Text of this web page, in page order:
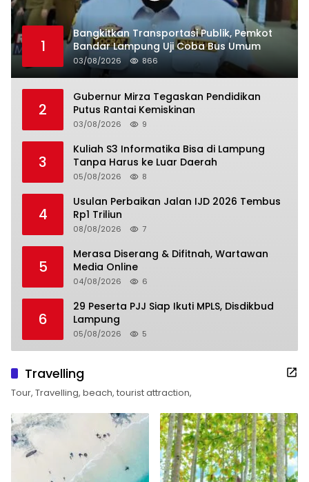
1
Bangkitkan Transportasi Publik, Pemkot
Bandar Lampung Uji Coba Bus Umum
03/08/2026 866
2
Gubernur Mirza Tegaskan Pendidikan
Putus Rantai Kemiskinan
03/08/2026 9
3
Kuliah S3 Informatika Bisa di Lampung
Tanpa Harus ke Luar Daerah
05/08/2026 8
4
Usulan Perbaikan Jalan IJD 2026 Tembus
Rp1 Triliun
08/08/2026 7
5
Merasa Diserang & Difitnah, Wartawan
Media Online
04/08/2026 6
6
29 Peserta PJJ Siap Ikuti MPLS, Disdikbud
Lampung
05/08/2026 5
Travelling
Tour, Travelling, beach, tourist attraction,